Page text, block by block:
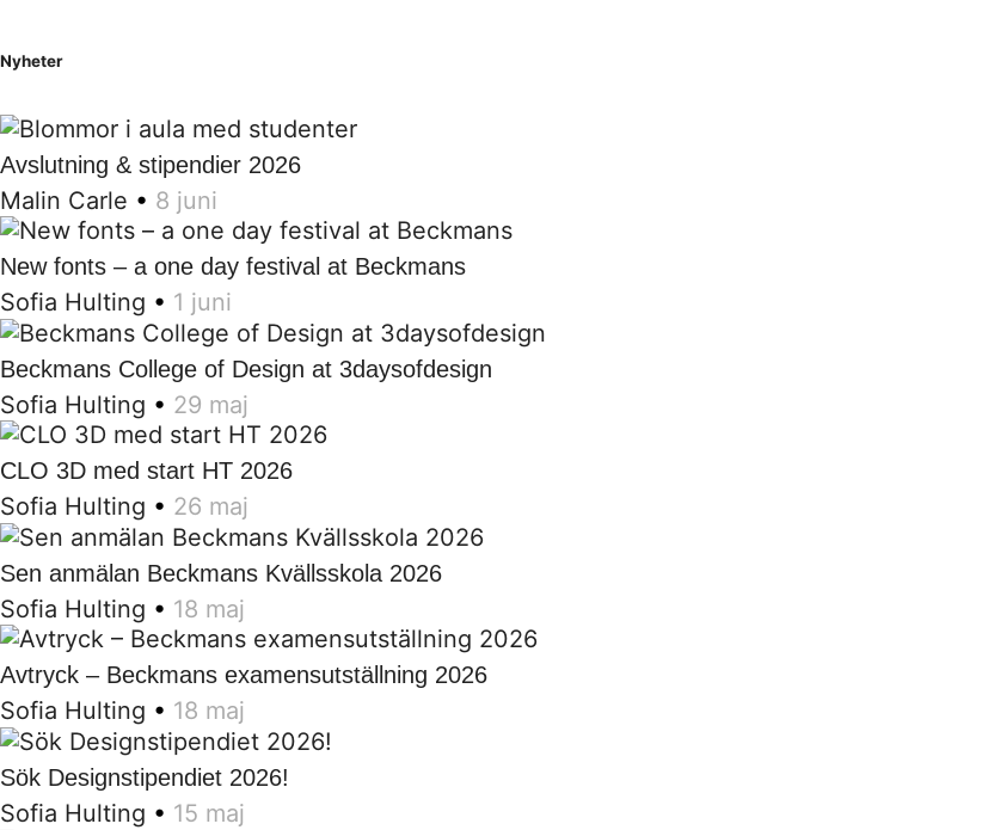
Nyheter
Avslutning & stipendier 2026
Malin Carle • 8 juni
New fonts – a one day festival at Beckmans
Sofia Hulting • 1 juni
Beckmans College of Design at 3daysofdesign
Sofia Hulting • 29 maj
CLO 3D med start HT 2026
Sofia Hulting • 26 maj
Sen anmälan Beckmans Kvällsskola 2026
Sofia Hulting • 18 maj
Avtryck – Beckmans examensutställning 2026
Sofia Hulting • 18 maj
Sök Designstipendiet 2026!
Sofia Hulting • 15 maj